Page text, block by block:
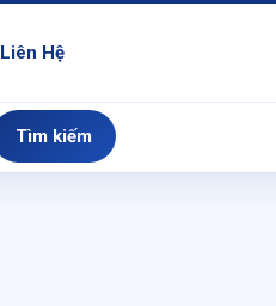
Liên Hệ
Tìm kiếm